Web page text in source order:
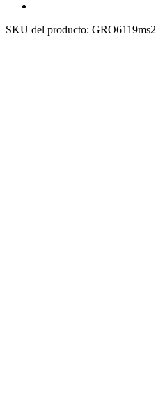
SKU del producto: GRO6119ms2